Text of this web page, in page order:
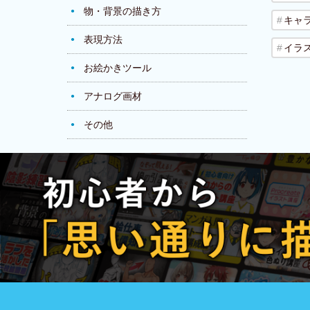
物・背景の描き方
表現方法
お絵かきツール
アナログ画材
その他
キャ
イラ